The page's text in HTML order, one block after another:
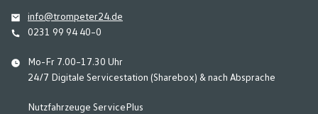
info@trompeter24.de
0231 99 94 40–0
Mo-Fr 7.00–17.30 Uhr
24/7 Digitale Servicestation (Sharebox) & nach Absprache
Nutzfahrzeuge ServicePlus